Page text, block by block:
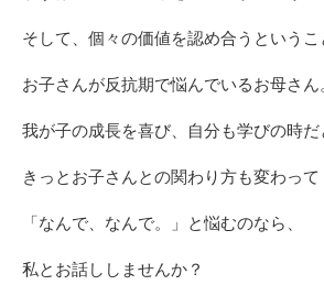
そして、個々の価値を認め合うというこ
お子さんが反抗期で悩んでいるお母さん
我が子の成長を喜び、自分も学びの時だ
きっとお子さんとの関わり方も変わって
「なんで、なんで。」と悩むのなら、
私とお話ししませんか？